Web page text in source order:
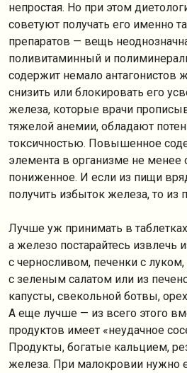
непростая. Но при этом
советуют получать его именно
препаратов — вещь
поливитаминный и
содержит немало антагонистов
снизить или блокировать его
железа, которые врачи
тяжелой анемии, обладают
токсичностью. Повышенное
элемента в организме не менее
пониженное. И если из пищи
получить избыток железа, то из
Лучше уж принимать в
а железо постарайтесь извлечь
с черносливом, печенки с
с зеленым салатом или из
капусты, свекольной ботвы,
А еще лучше — из всего этого
продуктов имеет «неудачное
Продукты, богатые кальцием,
железа. При малокровии нужно